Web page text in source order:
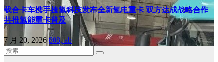
载合卡车携手捷氢科技发布全新氢电重卡 双方达成战略合作
共推氢能重卡普及
7 月 20, 2026808, ab